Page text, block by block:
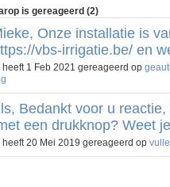
is gereageerd (2)
Onze installatie is
vbs-irrigatie.be/ en
1 Feb 2021 gereageerd op
Bedankt voor u reactie,
een drukknop? Weet
20 Mei 2019 gereageerd op